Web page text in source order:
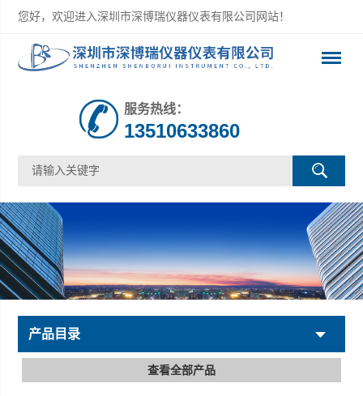
您好，欢迎进入深圳市深博瑞仪器仪表有限公司网站！
服务热线：
13510633860
产品目录
查看全部产品